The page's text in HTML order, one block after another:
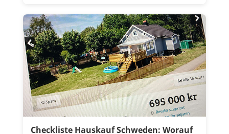
Checkliste Hauskauf Schweden: Worauf